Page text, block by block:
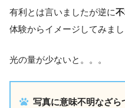
有利とは言いましたが逆に
体験からイメージしてみまし
光の量が少ないと。。。
写真に意味不明なざら